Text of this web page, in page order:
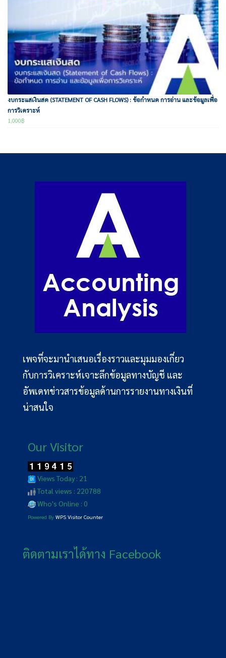
งบกระแสเงินสด (STATEMENT OF CASH FLOWS) : ข้อกำหนด การอ่าน และข้อมูลเพื่อ
การวิเคราะห์
1,000฿
เพจที่จะมานำเสนอเรื่องราวและมุมมองเกี่ยว
กับการวิเคราะห์เจาะลึกข้อมูลทางบัญชี และ
อัพเดทข่าวสารข้อมูลด้านการรายงานทางเงินที่
น่าสนใจ
Our Visitor
Views Today : 21
Total views : 220788
Who's Online : 0
Powered By WPS Visitor Counter
ติดตามเราได้ทาง Facebook